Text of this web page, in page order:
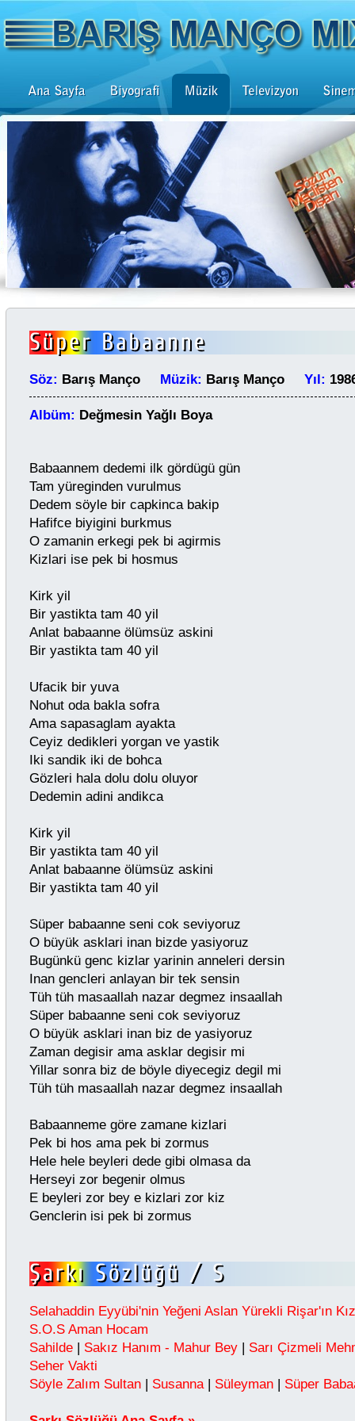
Söz: Barış Manço Müzik: Barış Manço Yıl:
Albüm: Değmesin Yağlı Boya
Babaannem dedemi ilk gördügü gün
Tam yüreginden vurulmus
Dedem söyle bir capkinca bakip
Hafifce biyigini burkmus
O zamanin erkegi pek bi agirmis
Kizlari ise pek bi hosmus
Kirk yil
Bir yastikta tam 40 yil
Anlat babaanne ölümsüz askini
Bir yastikta tam 40 yil
Ufacik bir yuva
Nohut oda bakla sofra
Ama sapasaglam ayakta
Ceyiz dedikleri yorgan ve yastik
Iki sandik iki de bohca
Gözleri hala dolu dolu oluyor
Dedemin adini andikca
Kirk yil
Bir yastikta tam 40 yil
Anlat babaanne ölümsüz askini
Bir yastikta tam 40 yil
Süper babaanne seni cok seviyoruz
O büyük asklari inan bizde yasiyoruz
Bugünkü genc kizlar yarinin anneleri dersin
Inan gencleri anlayan bir tek sensin
Tüh tüh masaallah nazar degmez insaallah
Süper babaanne seni cok seviyoruz
O büyük asklari inan biz de yasiyoruz
Zaman degisir ama asklar degisir mi
Yillar sonra biz de böyle diyecegiz degil mi
Tüh tüh masaallah nazar degmez insaallah
Babaanneme göre zamane kizlari
Pek bi hos ama pek bi zormus
Hele hele beyleri dede gibi olmasa da
Herseyi zor begenir olmus
E beyleri zor bey e kizlari zor kiz
Genclerin isi pek bi zormus
Selahaddin Eyyübi'nin Yeğeni Aslan Yürekli Rişar'ın
S.O.S Aman Hocam
Sahilde | Sakız Hanım - Mahur Bey | Sarı Çizmeli
Seher Vakti
Söyle Zalım Sultan | Susanna | Süleyman | Süper